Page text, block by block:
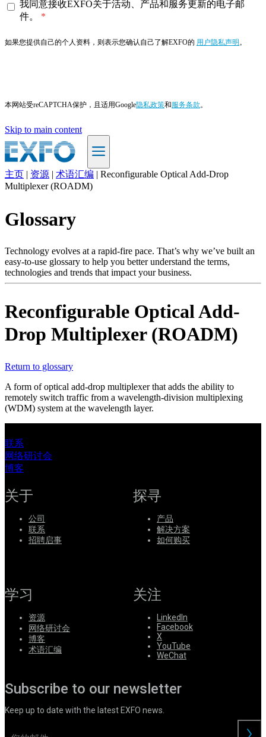
我同意接收EXFO关于活动、产品和服务更新的电子邮
件。
如果您提供自己的个人资料，则表示您确认自己了解EXFO的 用户隐私声明 。
本网站受reCAPTCHA保护，且适用Google隐私政策和服务条款。
Skip to main content
ZH
品
决
方
支
持
服
如
何
购
源
联
Register
Corporate
Careers
Suppliers
主页 | 资源 | 术语汇编 | Reconfigurable Optical Add-Drop
Multiplexer (ROADM)
Glossary
Technology evolves at a rapid-fire pace. That’s why we’ve built an
easy-to-use glossary to help you better understand the terms,
technologies and trends that impact your business.
Reconfigurable Optical Add-
Drop Multiplexer (ROADM)
Return to glossary
A form of optical add-drop multiplexer that adds the ability to
remotely switch traffic from a wavelength-division multiplexing
(WDM) system at the wavelength layer.
联系
网络研讨会
博客
关于
公司
联系
招聘启事
探寻
产品
解决方案
如何购买
学习
资源
网络研讨会
博客
术语汇编
关注
LinkedIn
Facebook
X
YouTube
WeChat
Subscribe to our newsletter
Keep up to date with the latest EXFO news.